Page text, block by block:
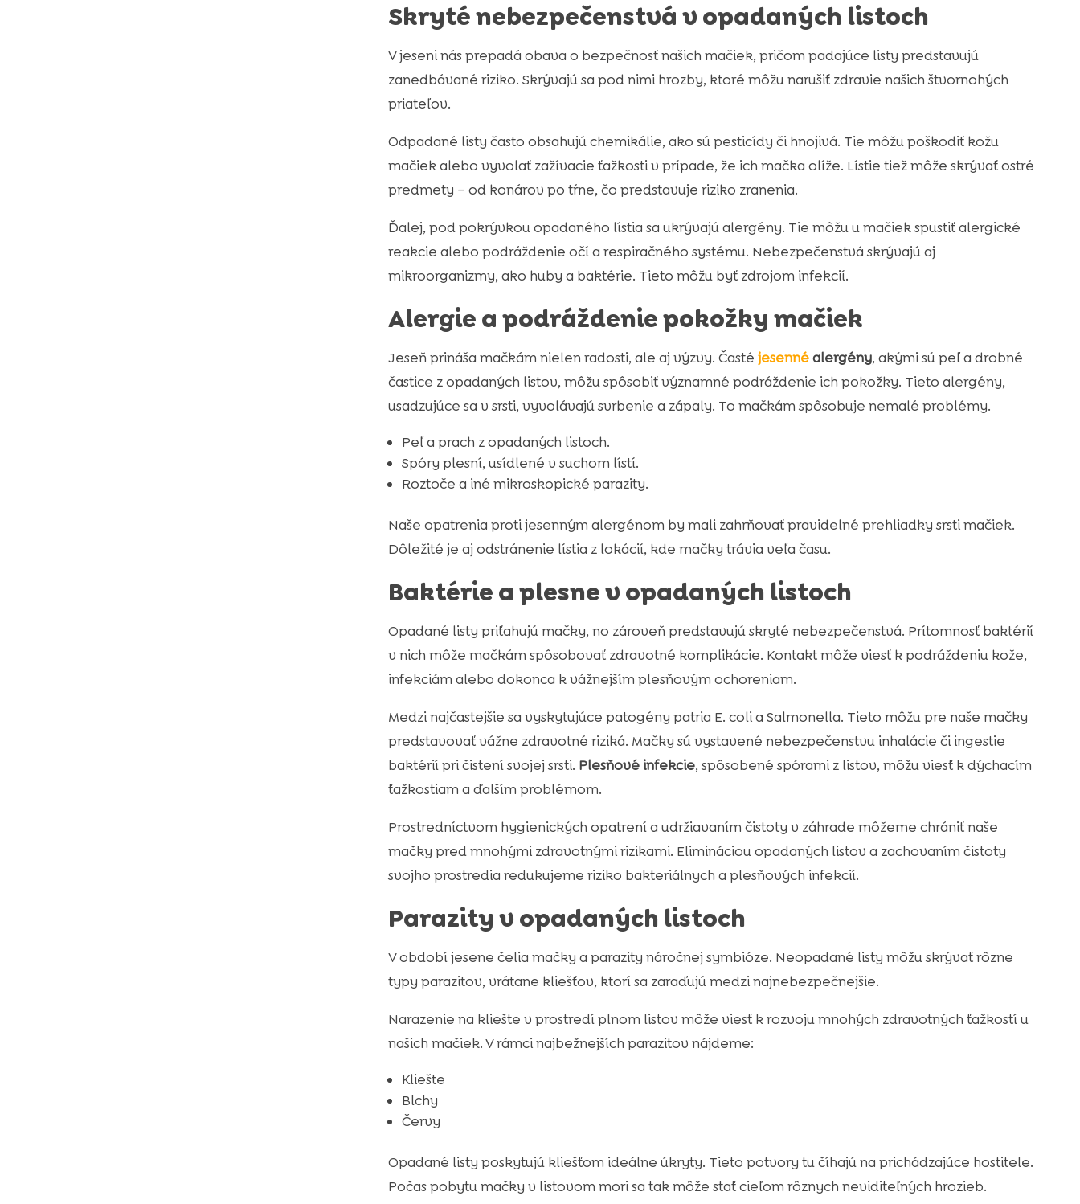
Skryté nebezpečenstvá v opadaných listoch
V jeseni nás prepadá obava o bezpečnosť našich mačiek, pričom padajúce listy predstavujú
zanedbávané riziko. Skrývajú sa pod nimi hrozby, ktoré môžu narušiť zdravie našich štvornohých
priateľov.
Odpadané listy často obsahujú chemikálie, ako sú pesticídy či hnojivá. Tie môžu poškodiť kožu
mačiek alebo vyvolať zažívacie ťažkosti v prípade, že ich mačka olíže. Lístie tiež môže skrývať ostré
predmety – od konárov po tŕne, čo predstavuje riziko zranenia.
Ďalej, pod pokrývkou opadaného lístia sa ukrývajú alergény. Tie môžu u mačiek spustiť alergické
reakcie alebo podráždenie očí a respiračného systému. Nebezpečenstvá skrývajú aj
mikroorganizmy, ako huby a baktérie. Tieto môžu byť zdrojom infekcií.
Alergie a podráždenie pokožky mačiek
Jeseň prináša mačkám nielen radosti, ale aj výzvy. Časté jesennéalergény, akými sú peľ a drobné
častice z opadaných listov, môžu spôsobiť významné podráždenie ich pokožky. Tieto alergény,
usadzujúce sa v srsti, vyvolávajú svrbenie a zápaly. To mačkám spôsobuje nemalé problémy.
Peľ a prach z opadaných listoch.
Spóry plesní, usídlené v suchom lístí.
Roztoče a iné mikroskopické parazity.
Naše opatrenia proti jesenným alergénom by mali zahrňovať pravidelné prehliadky srsti mačiek.
Dôležité je aj odstránenie lístia z lokácií, kde mačky trávia veľa času.
Baktérie a plesne v opadaných listoch
Opadané listy priťahujú mačky, no zároveň predstavujú skryté nebezpečenstvá. Prítomnosť baktérií
v nich môže mačkám spôsobovať zdravotné komplikácie. Kontakt môže viesť k podráždeniu kože,
infekciám alebo dokonca k vážnejším plesňovým ochoreniam.
Medzi najčastejšie sa vyskytujúce patogény patria E. coli a Salmonella. Tieto môžu pre naše mačky
predstavovať vážne zdravotné riziká. Mačky sú vystavené nebezpečenstvu inhalácie či ingestie
baktérií pri čistení svojej srsti. Plesňové infekcie, spôsobené spórami z listov, môžu viesť k dýchacím
ťažkostiam a ďalším problémom.
Prostredníctvom hygienických opatrení a udržiavaním čistoty v záhrade môžeme chrániť naše
mačky pred mnohými zdravotnými rizikami. Elimináciou opadaných listov a zachovaním čistoty
svojho prostredia redukujeme riziko bakteriálnych a plesňových infekcií.
Parazity v opadaných listoch
V období jesene čelia mačky a parazity náročnej symbióze. Neopadané listy môžu skrývať rôzne
typy parazitov, vrátane kliešťov, ktorí sa zaraďujú medzi najnebezpečnejšie.
Narazenie na kliešte v prostredí plnom listov môže viesť k rozvoju mnohých zdravotných ťažkostí u
našich mačiek. V rámci najbežnejších parazitov nájdeme:
Kliešte
Blchy
Červy
Opadané listy poskytujú kliešťom ideálne úkryty. Tieto potvory tu číhajú na prichádzajúce hostitele.
Počas pobytu mačky v listovom mori sa tak môže stať cieľom rôznych neviditeľných hrozieb.